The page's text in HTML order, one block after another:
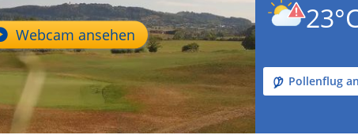
Webcam ansehen
Pollenflug